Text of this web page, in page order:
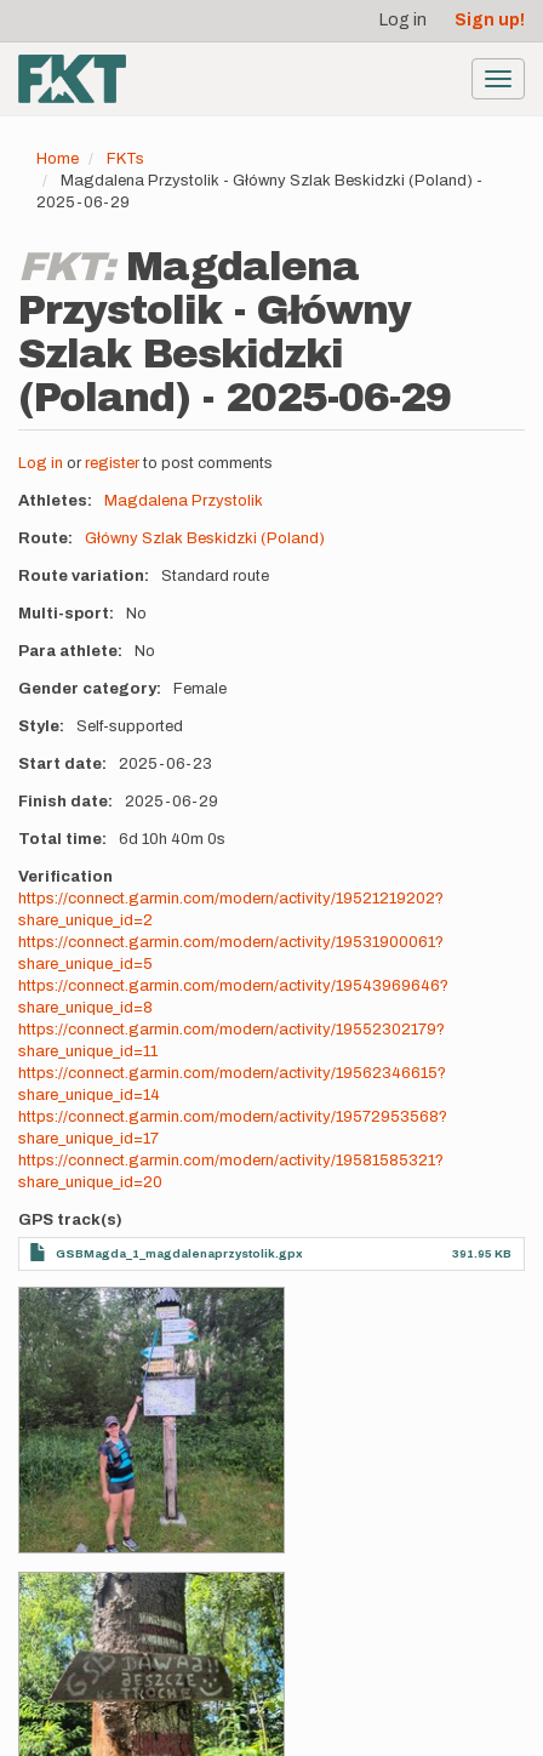
main
content
account
menu
Log in Sign up!
Home
FKTs
Magdalena Przystolik - Główny Szlak Beskidzki (Poland) -
2025-06-29
FKT: Magdalena
Przystolik - Główny
Szlak Beskidzki
(Poland) - 2025-06-29
Log in or registerto post comments
Athletes Magdalena Przystolik
Route Główny Szlak Beskidzki (Poland)
Route variation Standard route
Multi-sport No
Para athlete No
Gender category Female
Style Self-supported
Start date 2025-06-23
Finish date 2025-06-29
Total time 6d 10h 40m 0s
Verification
https://connect.garmin.com/modern/activity/19521219202?
share_unique_id=2
https://connect.garmin.com/modern/activity/19531900061?
share_unique_id=5
https://connect.garmin.com/modern/activity/19543969646?
share_unique_id=8
https://connect.garmin.com/modern/activity/19552302179?
share_unique_id=11
https://connect.garmin.com/modern/activity/19562346615?
share_unique_id=14
https://connect.garmin.com/modern/activity/19572953568?
share_unique_id=17
https://connect.garmin.com/modern/activity/19581585321?
share_unique_id=20
GPS track(s)
GSBMagda_1_magdalenaprzystolik.gpx 391.95 KB
Photos